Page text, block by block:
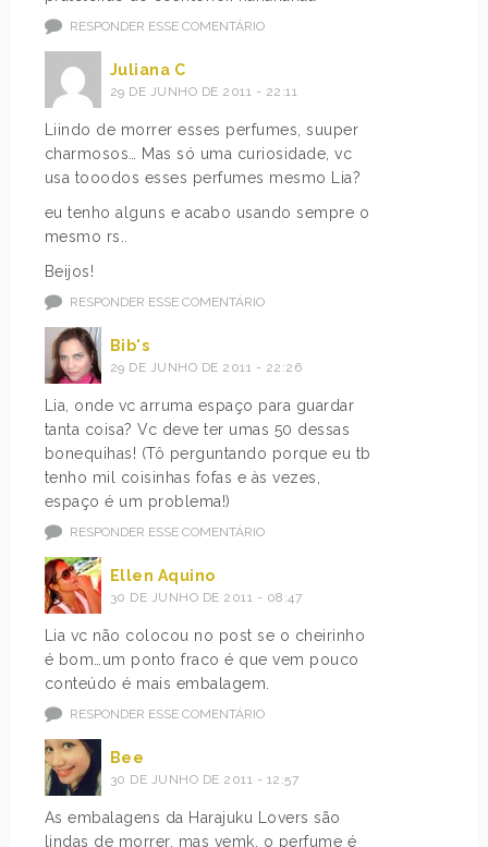
RESPONDER ESSE COMENTÁRIO
Juliana C
29 DE JUNHO DE 2011 - 22:11
Liindo de morrer esses perfumes, suuper
charmosos… Mas só uma curiosidade, vc
usa tooodos esses perfumes mesmo Lia?
eu tenho alguns e acabo usando sempre o
mesmo rs..
Beijos!
RESPONDER ESSE COMENTÁRIO
Bib's
29 DE JUNHO DE 2011 - 22:26
Lia, onde vc arruma espaço para guardar
tanta coisa? Vc deve ter umas 50 dessas
bonequihas! (Tô perguntando porque eu tb
tenho mil coisinhas fofas e às vezes,
espaço é um problema!)
RESPONDER ESSE COMENTÁRIO
Ellen Aquino
30 DE JUNHO DE 2011 - 08:47
Lia vc não colocou no post se o cheirinho
é bom…um ponto fraco é que vem pouco
conteúdo é mais embalagem.
RESPONDER ESSE COMENTÁRIO
Bee
30 DE JUNHO DE 2011 - 12:57
As embalagens da Harajuku Lovers são
lindas de morrer, mas vemk, o perfume é